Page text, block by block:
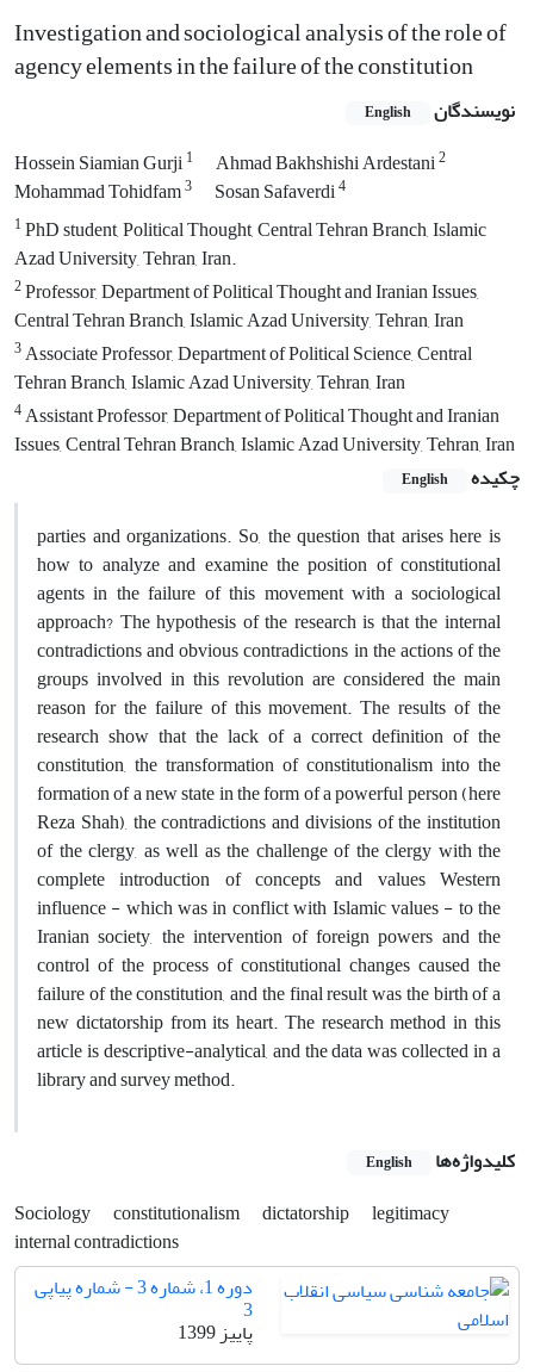
Investigation and sociological analysis of the role of
agency elements in the failure of the constitution
نویسندگان English
Hossein Siamian Gurji1 Ahmad Bakhshishi Ardestani2
Mohammad Tohidfam3 Sosan Safaverdi4
1PhD student, Political Thought, Central Tehran Branch, Islamic
Azad University, Tehran, Iran.
2Professor, Department of Political Thought and Iranian Issues,
Central Tehran Branch, Islamic Azad University, Tehran, Iran
3Associate Professor, Department of Political Science, Central
Tehran Branch, Islamic Azad University, Tehran, Iran
4Assistant Professor, Department of Political Thought and Iranian
Issues, Central Tehran Branch, Islamic Azad University, Tehran, Iran
چکیده
English
parties and organizations. So, the question that arises here is
how to analyze and examine the position of constitutional
agents in the failure of this movement with a sociological
approach? The hypothesis of the research is that the internal
contradictions and obvious contradictions in the actions of the
groups involved in this revolution are considered the main
reason for the failure of this movement. The results of the
research show that the lack of a correct definition of the
constitution, the transformation of constitutionalism into the
formation of a new state in the form of a powerful person (here
Reza Shah), the contradictions and divisions of the institution
of the clergy, as well as the challenge of the clergy with the
complete introduction of concepts and values Western
influence - which was in conflict with Islamic values - to the
Iranian society, the intervention of foreign powers and the
control of the process of constitutional changes caused the
failure of the constitution, and the final result was the birth of a
new dictatorship from its heart. The research method in this
article is descriptive-analytical, and the data was collected in a
library and survey method.
کلیدواژه‌ها English
Sociology constitutionalism dictatorship
legitimacy
internal contradictions
دوره 1، شماره 3 - شماره پیاپی
3
پاییز 1399